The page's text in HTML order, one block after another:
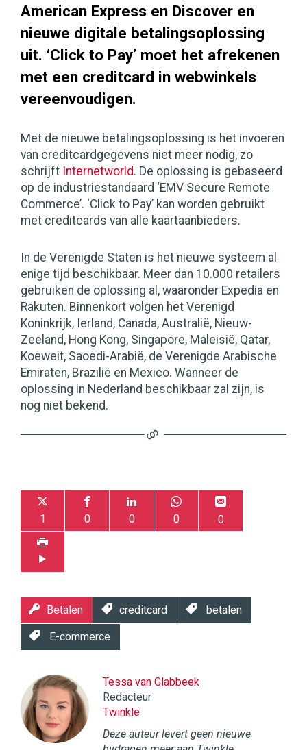
American Express en Discover en
nieuwe digitale betalingsoplossing
uit. ‘Click to Pay’ moet het afrekenen
met een creditcard in webwinkels
vereenvoudigen.
Met de nieuwe betalingsoplossing is het invoeren
van creditcardgegevens niet meer nodig, zo
schrijft Internetworld. De oplossing is gebaseerd
op de industriestandaard ‘EMV Secure Remote
Commerce’. ‘Click to Pay’ kan worden gebruikt
met creditcards van alle kaartaanbieders.
In de Verenigde Staten is het nieuwe systeem al
enige tijd beschikbaar. Meer dan 10.000 retailers
gebruiken de oplossing al, waaronder Expedia en
Rakuten. Binnenkort volgen het Verenigd
Koninkrijk, Ierland, Canada, Australië, Nieuw-
Zeeland, Hong Kong, Singapore, Maleisië, Qatar,
Koeweit, Saoedi-Arabië, de Verenigde Arabische
Emiraten, Brazilië en Mexico. Wanneer de
oplossing in Nederland beschikbaar zal zijn, is
nog niet bekend.
1 0 0 0 0
Betalen creditcard betalen
E-commerce
Tessa van Glabbeek
Redacteur
Twinkle
Deze auteur levert geen nieuwe